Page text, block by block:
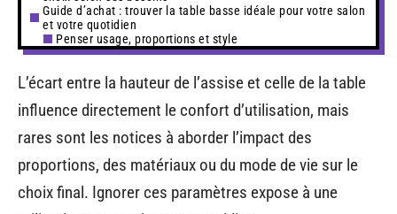
Guide d’achat : trouver la table basse idéale pour votre salon
et votre quotidien
Penser usage, proportions et style
L’écart entre la hauteur de l’assise et celle de la table
influence directement le confort d’utilisation, mais
rares sont les notices à aborder l’impact des
proportions, des matériaux ou du mode de vie sur le
choix final. Ignorer ces paramètres expose à une